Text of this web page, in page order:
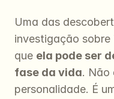
Uma das
investigação sobre
que ela pode ser
fase da vida. Não
personalidade. É